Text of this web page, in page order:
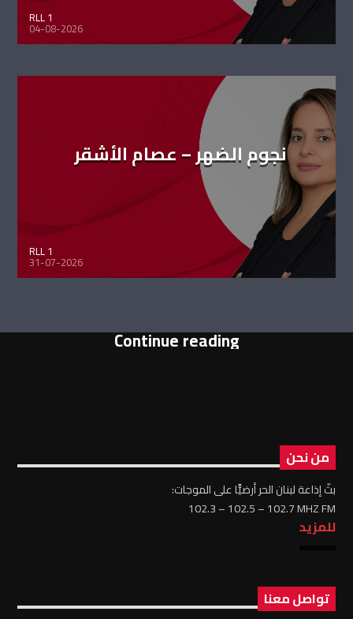
RLL 1
04-08-2026
نجوم الضهر – عصام الأشقر
RLL 1
31-07-2026
Continue reading
من نحن
بثّ إذاعة لبنان الحر أرضيًّا على الموجات:
102.3 – 102.5 – 102.7 MHZ FM
للمزيد
تواصل معنا